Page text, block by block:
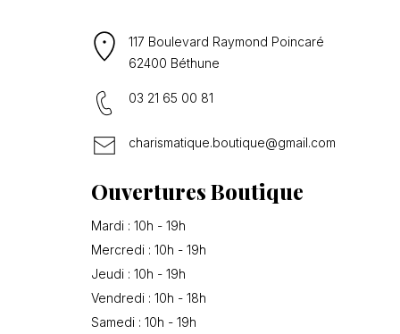
117 Boulevard Raymond Poincaré
62400 Béthune
03 21 65 00 81
charismatique.boutique@gmail.com
Ouvertures Boutique
Mardi : 10h - 19h
Mercredi : 10h - 19h
Jeudi : 10h - 19h
Vendredi : 10h - 18h
Samedi : 10h - 19h